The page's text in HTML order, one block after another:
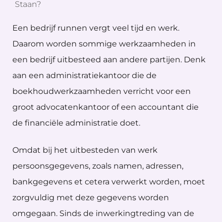
Staan?
Een bedrijf runnen vergt veel tijd en werk.
Daarom worden sommige werkzaamheden in
een bedrijf uitbesteed aan andere partijen. Denk
aan een administratiekantoor die de
boekhoudwerkzaamheden verricht voor een
groot advocatenkantoor of een accountant die
de financiële administratie doet.
Omdat bij het uitbesteden van werk
persoonsgegevens, zoals namen, adressen,
bankgegevens et cetera verwerkt worden, moet
zorgvuldig met deze gegevens worden
omgegaan. Sinds de inwerkingtreding van de